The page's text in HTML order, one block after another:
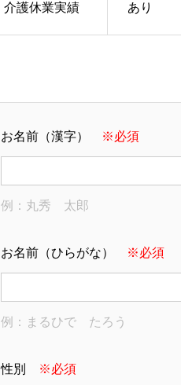
介護休業実績 あり
お名前（漢字） ※必須
例：丸秀 太郎
お名前（ひらがな） ※必須
例：まるひで たろう
性別 ※必須